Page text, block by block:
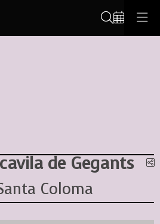
de Gegants
Coloma